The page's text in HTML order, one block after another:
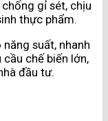
gỉ sét, chịu
thực phẩm.
suất, nhanh
chế biến lớn,
đầu tư.